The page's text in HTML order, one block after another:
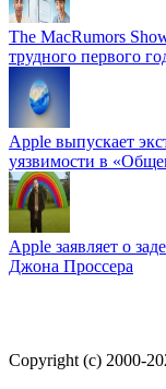
The MacRumors
трудного первого
Apple выпускает
уязвимости в
Apple заявляет о
Джона Проссера
Copyright (c) 2000-